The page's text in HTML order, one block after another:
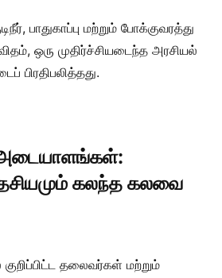
பாதுகாப்பு மற்றும் போக்குவரத்து
ஒரு முதிர்ச்சியடைந்த அரசியல்
பிரதிபலித்தது.
கலந்த கலவை
தலைவர்கள் மற்றும்